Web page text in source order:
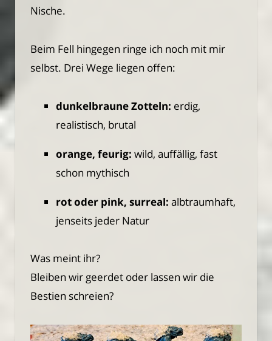
Nische.
Beim Fell hingegen ringe ich noch mit mir
selbst. Drei Wege liegen offen:
dunkelbraune Zotteln: erdig,
realistisch, brutal
orange, feurig: wild, auffällig, fast
schon mythisch
rot oder pink, surreal: albtraumhaft,
jenseits jeder Natur
Was meint ihr?
Bleiben wir geerdet oder lassen wir die
Bestien schreien?